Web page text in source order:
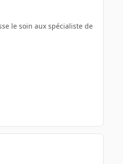
le soin aux spécialiste de